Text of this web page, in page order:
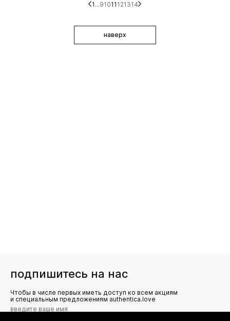
1 ...91011 121314
наверх
подпишитесь на нас
Чтобы в числе первых иметь доступ ко всем акциям
и специальным предложениям authentica.love